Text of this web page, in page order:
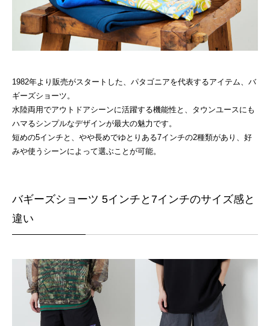
1982年より販売がスタートした、パタゴニアを代表するアイテム、バ
ギーズショーツ。
水陸両用でアウトドアシーンに活躍する機能性と、タウンユースにも
ハマるシンプルなデザインが最大の魅力です。
短めの5インチと、やや長めでゆとりある7インチの2種類があり、好
みや使うシーンによって選ぶことが可能。
バギーズショーツ 5インチと7インチのサイズ感と
違い